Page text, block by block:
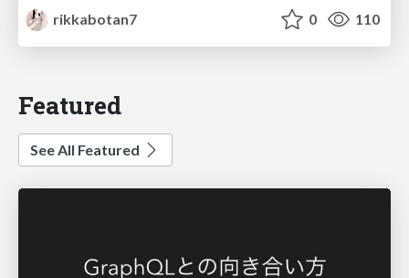
rikkabotan7
0 110
Featured
See All Featured